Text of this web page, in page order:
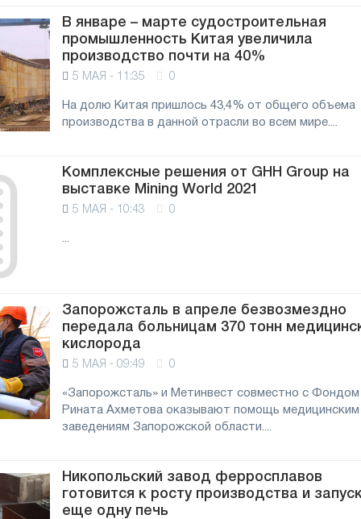
В январе – марте судостроительная
промышленность Китая увеличила
производство почти на 40%
5 МАЯ - 11:35 0
На долю Китая пришлось 43,4% от общего объема
производства в данной отрасли во всем мире....
Комплексные решения от GHH Group на
выставке Mining World 2021
5 МАЯ - 10:43 0
...
Запорожсталь в апреле безвозмездно
передала больницам 370 тонн
кислорода
5 МАЯ - 09:49 0
«Запорожсталь» и Метинвест совместно с Фондом
Рината Ахметова оказывают помощь медицинским
заведениям Запорожской области....
Никопольский завод ферросплавов
готовится к росту производства и
еще одну печь